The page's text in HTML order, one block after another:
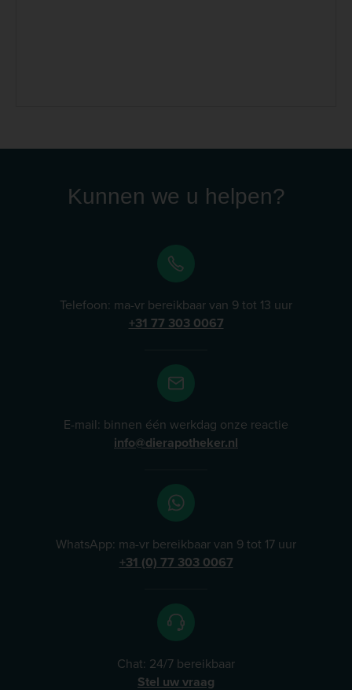
Kunnen we u helpen?
Telefoon: ma-vr bereikbaar van 9 tot 13 uur
+31 77 303 0067
E-mail: binnen één werkdag onze reactie
info@dierapotheker.nl
WhatsApp: ma-vr bereikbaar van 9 tot 17 uur
+31 (0) 77 303 0067
Chat: 24/7 bereikbaar
Stel uw vraag